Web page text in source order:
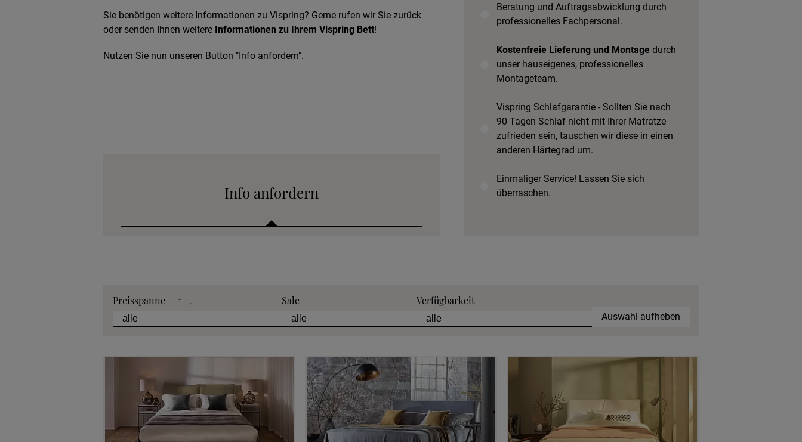
Sie benötigen weitere Informationen zu Vispring? Gerne rufen wir Sie zurück
oder senden Ihnen weitere Informationen zu Ihrem Vispring Bett!
Nutzen Sie nun unseren Button "Info anfordern".
Info anfordern
Stoffkollektion anfordern
Telefonische Beratung anfordern
Angebot anfordern
Beratungstermin vereinbaren
Beratung und Auftragsabwicklung durch
professionelles Fachpersonal.
Kostenfreie Lieferung und Montagedurch
unser hauseigenes, professionelles
Montageteam.
Vispring Schlafgarantie - Sollten Sie nach
90 Tagen Schlaf nicht mit Ihrer Matratze
zufrieden sein, tauschen wir diese in einen
anderen Härtegrad um.
Einmaliger Service! Lassen Sie sich
überraschen.
Preisspanne ↑ ↓ Sale Verfügbarkeit
Auswahl aufheben